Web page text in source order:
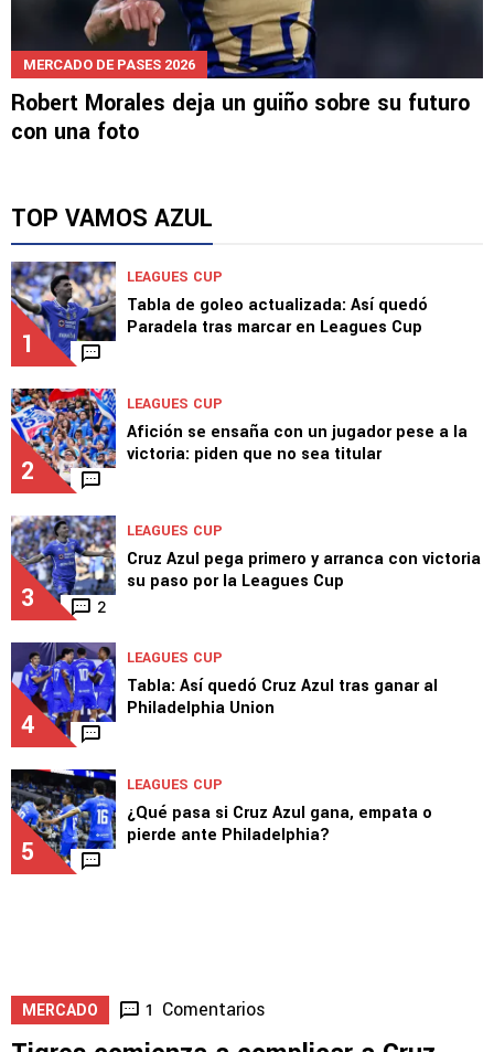
MERCADO DE PASES 2026
Robert Morales deja un guiño sobre su futuro
con una foto
TOP VAMOS AZUL
1
LEAGUES CUP
Tabla de goleo actualizada: Así quedó
Paradela tras marcar en Leagues Cup
2
LEAGUES CUP
Afición se ensaña con un jugador pese a la
victoria: piden que no sea titular
3 2
LEAGUES CUP
Cruz Azul pega primero y arranca con victoria
su paso por la Leagues Cup
4
LEAGUES CUP
Tabla: Así quedó Cruz Azul tras ganar al
Philadelphia Union
5
LEAGUES CUP
¿Qué pasa si Cruz Azul gana, empata o
pierde ante Philadelphia?
MERCADO 1 Comentarios